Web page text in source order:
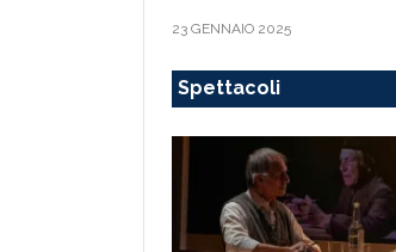
23 GENNAIO 2025
Spettacoli